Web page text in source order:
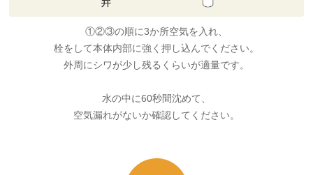
①②③の順に3か所空気を入れ、
栓をして本体内部に強く押し込んでください。
外周にシワが少し残るくらいが適量です。
水の中に60秒間沈めて、
空気漏れがないか確認してください。